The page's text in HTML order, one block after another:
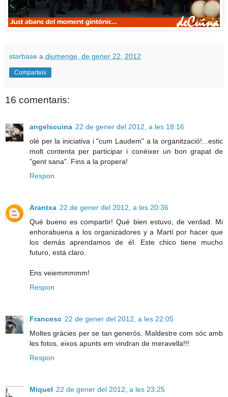
starbase a diumenge, de gener 22, 2012
Comparteix
16 comentaris:
angelscuina 22 de gener del 2012, a les 18:16
olé per la iniciativa i "cum Laudem" a la organització!...estic
molt contenta per participar i conèixer un bon grapat de
"gent sana". Fins a la propera!
Respon
Arantxa 22 de gener del 2012, a les 20:36
Qué bueno es compartir! Qué bien estuvo, de verdad. Mi
enhorabuena a los organizadores y a Martí por hacer que
los demás aprendamos de él. Este chico tiene mucho
futuro, está claro.
Ens veiemmmmm!
Respon
Francesc 22 de gener del 2012, a les 22:05
Moltes gràcies per se tan generós. Maldestre com sóc amb
les fotos, eixos apunts em vindran de meravella!!!
Respon
Miquel 22 de gener del 2012, a les 23:25